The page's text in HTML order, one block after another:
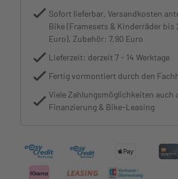
Sofort lieferbar, Versandkosten
Bike (Framesets & Kinderräder bis
Euro), Zubehör: 7,90 Euro
Lieferzeit: derzeit 7 - 14 Werktage
Fertig vormontiert durch den
Viele Zahlungsmöglichkeiten auch
Finanzierung & Bike-Leasing